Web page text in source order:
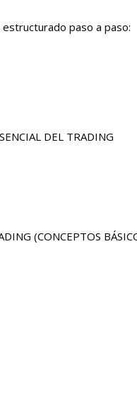
paso a paso:
DEL TRADING
(CONCEPTOS